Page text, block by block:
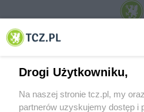
© 2001-2026 Tczew - TCZ.PL Sp. z o.o.
Drogi Użytkowniku,
Na naszej stronie tcz.pl, my
partnerów uzyskujemy dostęp i